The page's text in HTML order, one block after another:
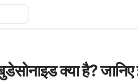
क्या है?